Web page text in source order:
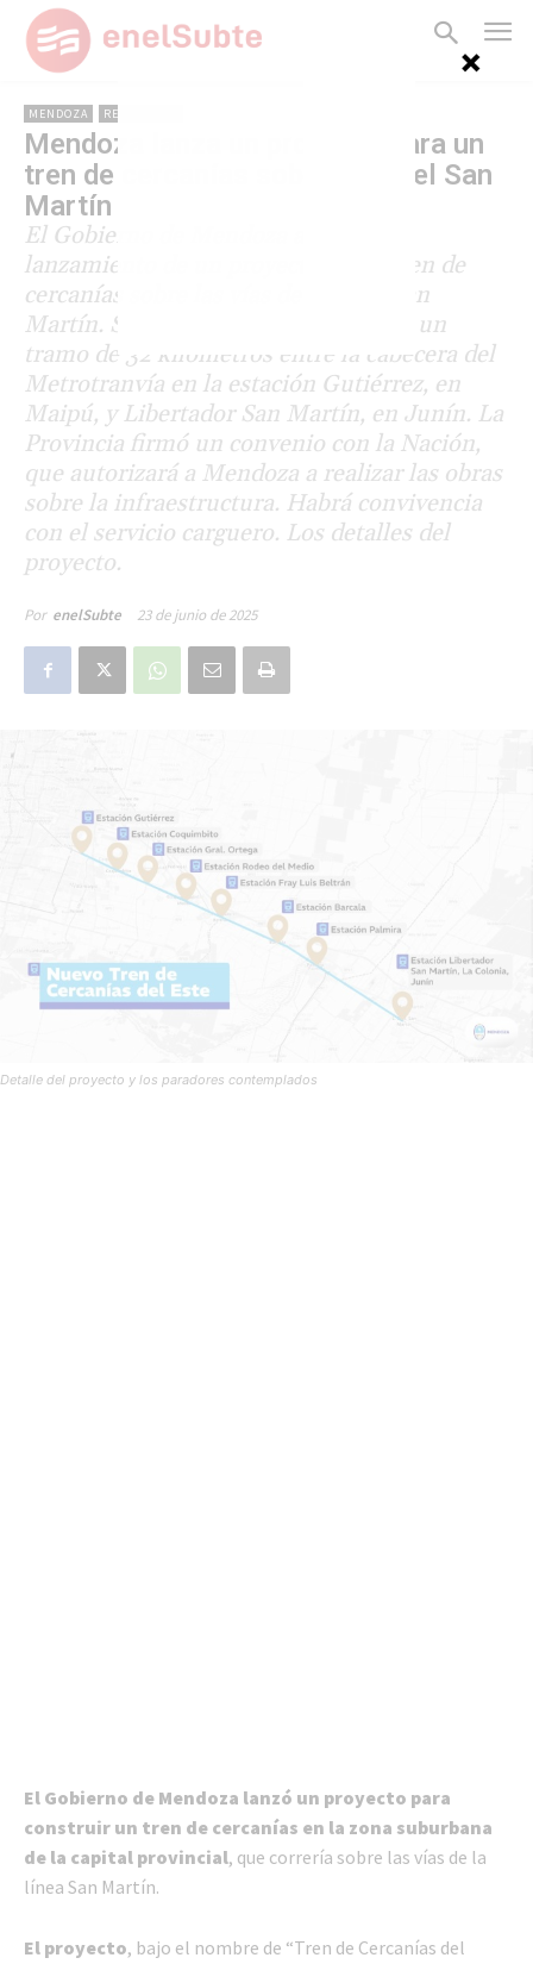
MENDOZA REGIONALES
Mendoza lanza un proyecto para un
tren de cercanías sobre vías del San
Martín
El Gobierno de Mendoza anunció el
lanzamiento de un proyecto de un tren de
cercanías sobre las vías de la línea San
Martín. Se trata de la reactivación de un
tramo de 32 kilómetros entre la cabecera del
Metrotranvía en la estación Gutiérrez, en
Maipú, y Libertador San Martín, en Junín. La
Provincia firmó un convenio con la Nación,
que autorizará a Mendoza a realizar las obras
sobre la infraestructura. Habrá convivencia
con el servicio carguero. Los detalles del
proyecto.
Por enelSubte 23 de junio de 2025
Detalle del proyecto y los paradores contemplados
El Gobierno de Mendoza lanzó un proyecto para
construir un tren de cercanías en la zona suburbana
de la capital provincial, que correría sobre las vías de la
línea San Martín.
El proyecto, bajo el nombre de “Tren de Cercanías del